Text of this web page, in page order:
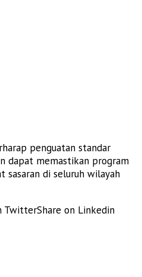
penguatan standar
dapat memastikan program
di seluruh wilayah
TwitterShare on Linkedin